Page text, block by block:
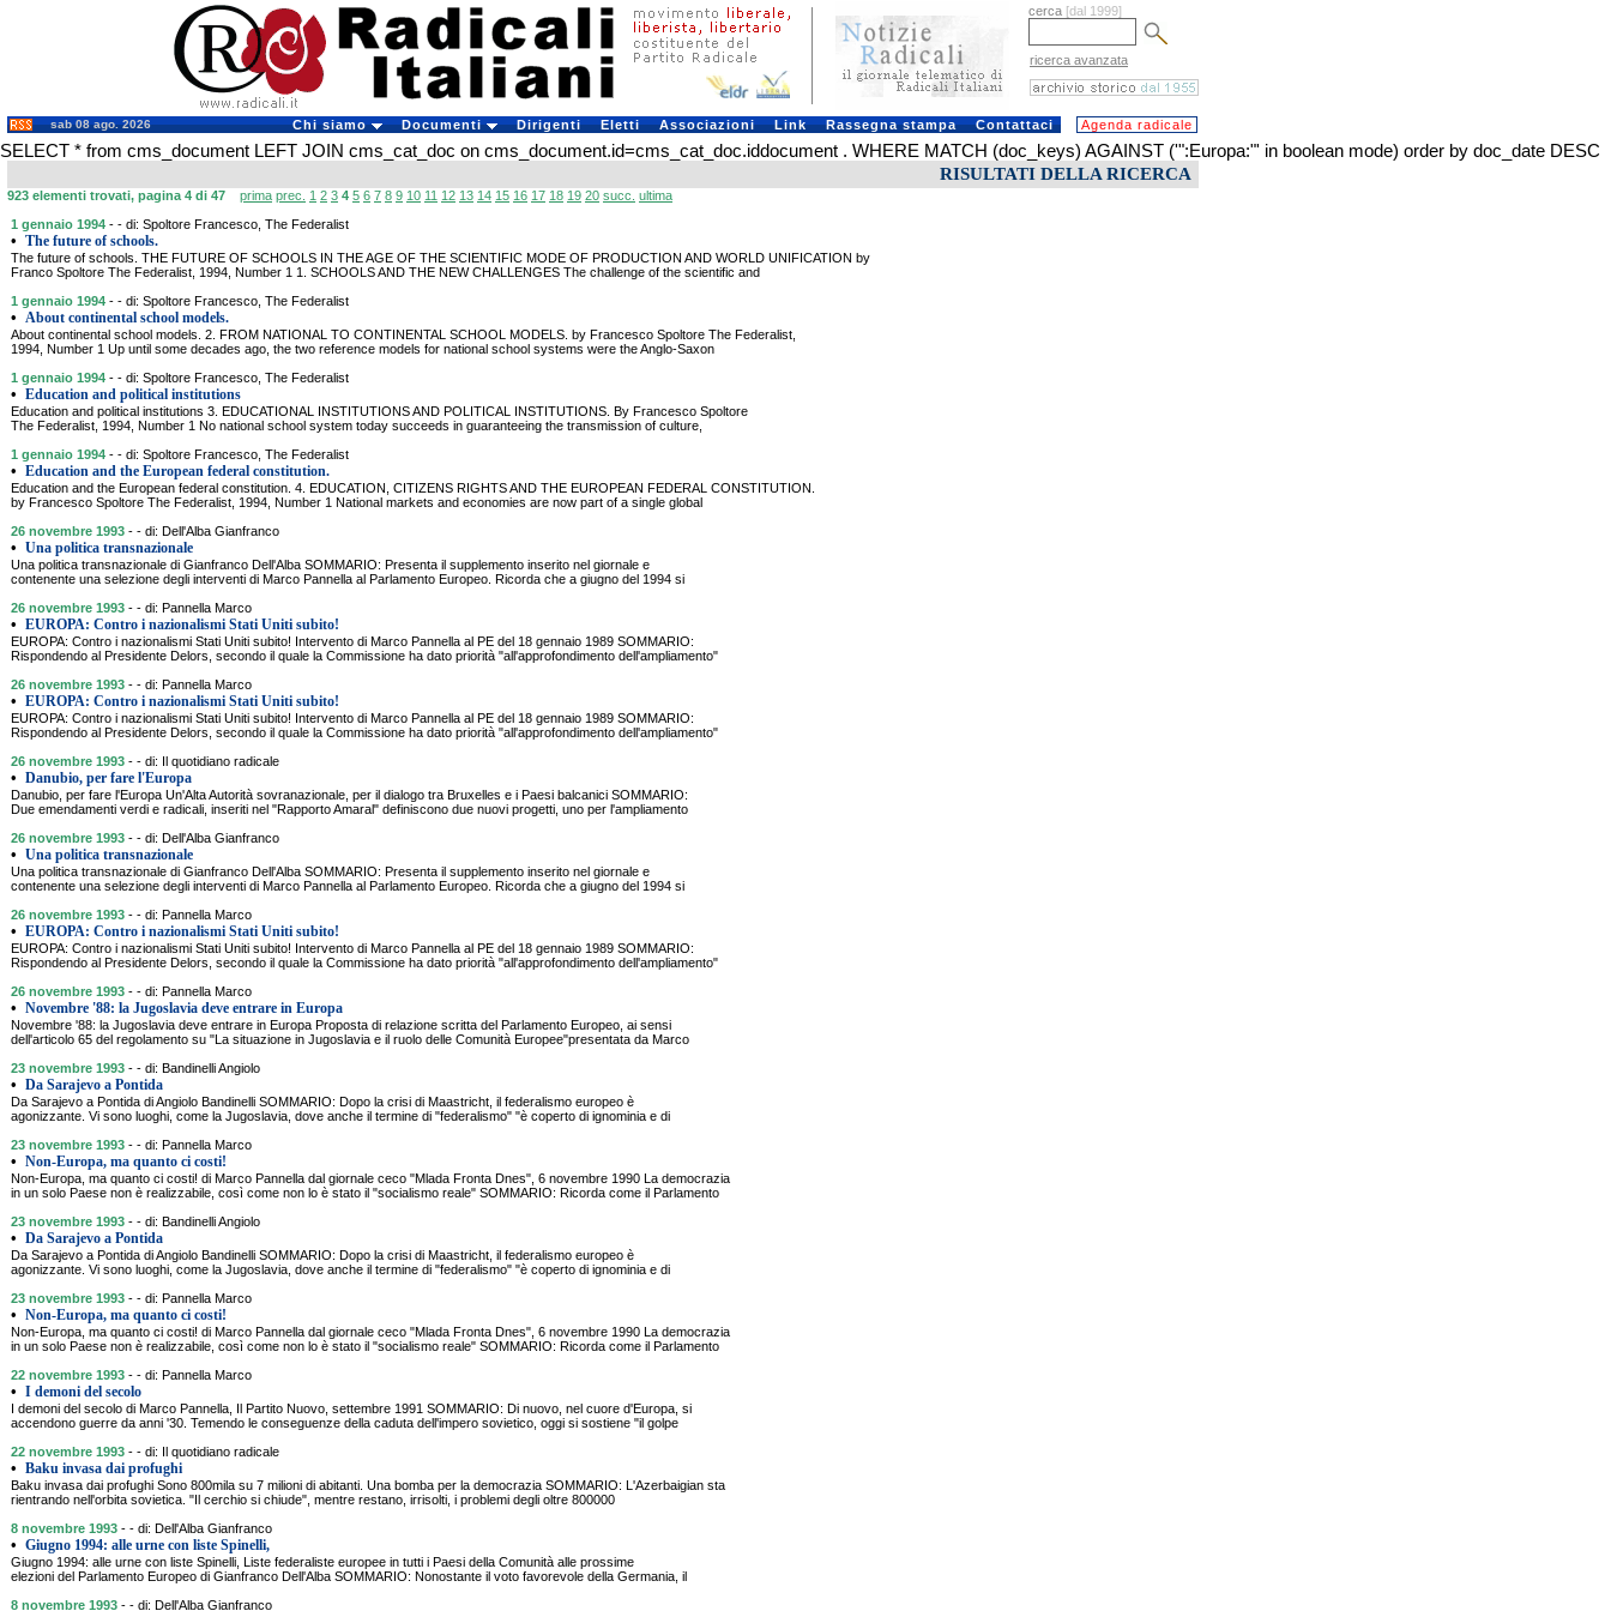
cerca [dal 1999]
ricerca avanzata
sab 08 ago. 2026 Chi siamo Documenti Dirigenti Eletti Associazioni Link Rassegna stampa Contattaci Agenda radicale
SELECT * from cms_document LEFT JOIN cms_cat_doc on cms_document.id=cms_cat_doc.iddocument . WHERE MATCH (doc_keys) AGAINST ('":Europa:"' in boolean mode) order by doc_date DESC
RISULTATI DELLA RICERCA
923 elementi trovati, pagina 4 di 47 prima prec. 1 2 3 4 5 6 7 8 9 10 11 12 13 14 15 16 17 18 19 20 succ. ultima
1 gennaio 1994 - - di: Spoltore Francesco, The Federalist
• The future of schools.
The future of schools. THE FUTURE OF SCHOOLS IN THE AGE OF THE SCIENTIFIC MODE OF PRODUCTION AND WORLD UNIFICATION by
Franco Spoltore The Federalist, 1994, Number 1 1. SCHOOLS AND THE NEW CHALLENGES The challenge of the scientific and
1 gennaio 1994 - - di: Spoltore Francesco, The Federalist
• About continental school models.
About continental school models. 2. FROM NATIONAL TO CONTINENTAL SCHOOL MODELS. by Francesco Spoltore The Federalist,
1994, Number 1 Up until some decades ago, the two reference models for national school systems were the Anglo-Saxon
1 gennaio 1994 - - di: Spoltore Francesco, The Federalist
• Education and political institutions
Education and political institutions 3. EDUCATIONAL INSTITUTIONS AND POLITICAL INSTITUTIONS. By Francesco Spoltore
The Federalist, 1994, Number 1 No national school system today succeeds in guaranteeing the transmission of culture,
1 gennaio 1994 - - di: Spoltore Francesco, The Federalist
• Education and the European federal constitution.
Education and the European federal constitution. 4. EDUCATION, CITIZENS RIGHTS AND THE EUROPEAN FEDERAL CONSTITUTION.
by Francesco Spoltore The Federalist, 1994, Number 1 National markets and economies are now part of a single global
26 novembre 1993 - - di: Dell'Alba Gianfranco
• Una politica transnazionale
Una politica transnazionale di Gianfranco Dell'Alba SOMMARIO: Presenta il supplemento inserito nel giornale e
contenente una selezione degli interventi di Marco Pannella al Parlamento Europeo. Ricorda che a giugno del 1994 si
26 novembre 1993 - - di: Pannella Marco
• EUROPA: Contro i nazionalismi Stati Uniti subito!
EUROPA: Contro i nazionalismi Stati Uniti subito! Intervento di Marco Pannella al PE del 18 gennaio 1989 SOMMARIO:
Rispondendo al Presidente Delors, secondo il quale la Commissione ha dato priorità "all'approfondimento dell'ampliamento"
26 novembre 1993 - - di: Pannella Marco
• EUROPA: Contro i nazionalismi Stati Uniti subito!
EUROPA: Contro i nazionalismi Stati Uniti subito! Intervento di Marco Pannella al PE del 18 gennaio 1989 SOMMARIO:
Rispondendo al Presidente Delors, secondo il quale la Commissione ha dato priorità "all'approfondimento dell'ampliamento"
26 novembre 1993 - - di: Il quotidiano radicale
• Danubio, per fare l'Europa
Danubio, per fare l'Europa Un'Alta Autorità sovranazionale, per il dialogo tra Bruxelles e i Paesi balcanici SOMMARIO:
Due emendamenti verdi e radicali, inseriti nel "Rapporto Amaral" definiscono due nuovi progetti, uno per l'ampliamento
26 novembre 1993 - - di: Dell'Alba Gianfranco
• Una politica transnazionale
Una politica transnazionale di Gianfranco Dell'Alba SOMMARIO: Presenta il supplemento inserito nel giornale e
contenente una selezione degli interventi di Marco Pannella al Parlamento Europeo. Ricorda che a giugno del 1994 si
26 novembre 1993 - - di: Pannella Marco
• EUROPA: Contro i nazionalismi Stati Uniti subito!
EUROPA: Contro i nazionalismi Stati Uniti subito! Intervento di Marco Pannella al PE del 18 gennaio 1989 SOMMARIO:
Rispondendo al Presidente Delors, secondo il quale la Commissione ha dato priorità "all'approfondimento dell'ampliamento"
26 novembre 1993 - - di: Pannella Marco
• Novembre '88: la Jugoslavia deve entrare in Europa
Novembre '88: la Jugoslavia deve entrare in Europa Proposta di relazione scritta del Parlamento Europeo, ai sensi
dell'articolo 65 del regolamento su "La situazione in Jugoslavia e il ruolo delle Comunità Europee"presentata da Marco
23 novembre 1993 - - di: Bandinelli Angiolo
• Da Sarajevo a Pontida
Da Sarajevo a Pontida di Angiolo Bandinelli SOMMARIO: Dopo la crisi di Maastricht, il federalismo europeo è
agonizzante. Vi sono luoghi, come la Jugoslavia, dove anche il termine di "federalismo" "è coperto di ignominia e di
23 novembre 1993 - - di: Pannella Marco
• Non-Europa, ma quanto ci costi!
Non-Europa, ma quanto ci costi! di Marco Pannella dal giornale ceco "Mlada Fronta Dnes", 6 novembre 1990 La democrazia
in un solo Paese non è realizzabile, così come non lo è stato il "socialismo reale" SOMMARIO: Ricorda come il Parlamento
23 novembre 1993 - - di: Bandinelli Angiolo
• Da Sarajevo a Pontida
Da Sarajevo a Pontida di Angiolo Bandinelli SOMMARIO: Dopo la crisi di Maastricht, il federalismo europeo è
agonizzante. Vi sono luoghi, come la Jugoslavia, dove anche il termine di "federalismo" "è coperto di ignominia e di
23 novembre 1993 - - di: Pannella Marco
• Non-Europa, ma quanto ci costi!
Non-Europa, ma quanto ci costi! di Marco Pannella dal giornale ceco "Mlada Fronta Dnes", 6 novembre 1990 La democrazia
in un solo Paese non è realizzabile, così come non lo è stato il "socialismo reale" SOMMARIO: Ricorda come il Parlamento
22 novembre 1993 - - di: Pannella Marco
• I demoni del secolo
I demoni del secolo di Marco Pannella, Il Partito Nuovo, settembre 1991 SOMMARIO: Di nuovo, nel cuore d'Europa, si
accendono guerre da anni '30. Temendo le conseguenze della caduta dell'impero sovietico, oggi si sostiene "il golpe
22 novembre 1993 - - di: Il quotidiano radicale
• Baku invasa dai profughi
Baku invasa dai profughi Sono 800mila su 7 milioni di abitanti. Una bomba per la democrazia SOMMARIO: L'Azerbaigian sta
rientrando nell'orbita sovietica. "Il cerchio si chiude", mentre restano, irrisolti, i problemi degli oltre 800000
8 novembre 1993 - - di: Dell'Alba Gianfranco
• Giugno 1994: alle urne con liste Spinelli,
Giugno 1994: alle urne con liste Spinelli, Liste federaliste europee in tutti i Paesi della Comunità alle prossime
elezioni del Parlamento Europeo di Gianfranco Dell'Alba SOMMARIO: Nonostante il voto favorevole della Germania, il
8 novembre 1993 - - di: Dell'Alba Gianfranco